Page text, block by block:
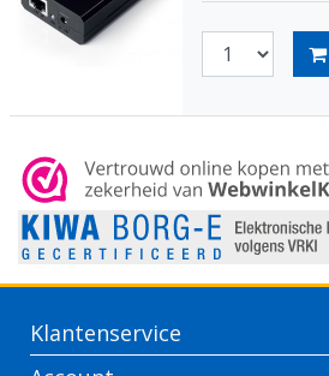
Klantenservice